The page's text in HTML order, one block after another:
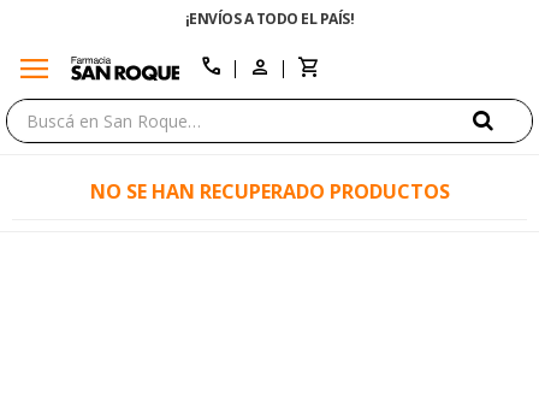
¡ENVÍOS A TODO EL PAÍS!
menu call
NO SE HAN RECUPERADO PRODUCTOS
close